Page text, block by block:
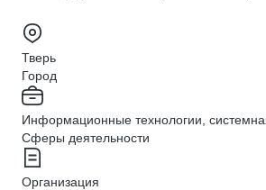
Тверь
Город
Информационные технологии,
Сферы деятельности
Организация